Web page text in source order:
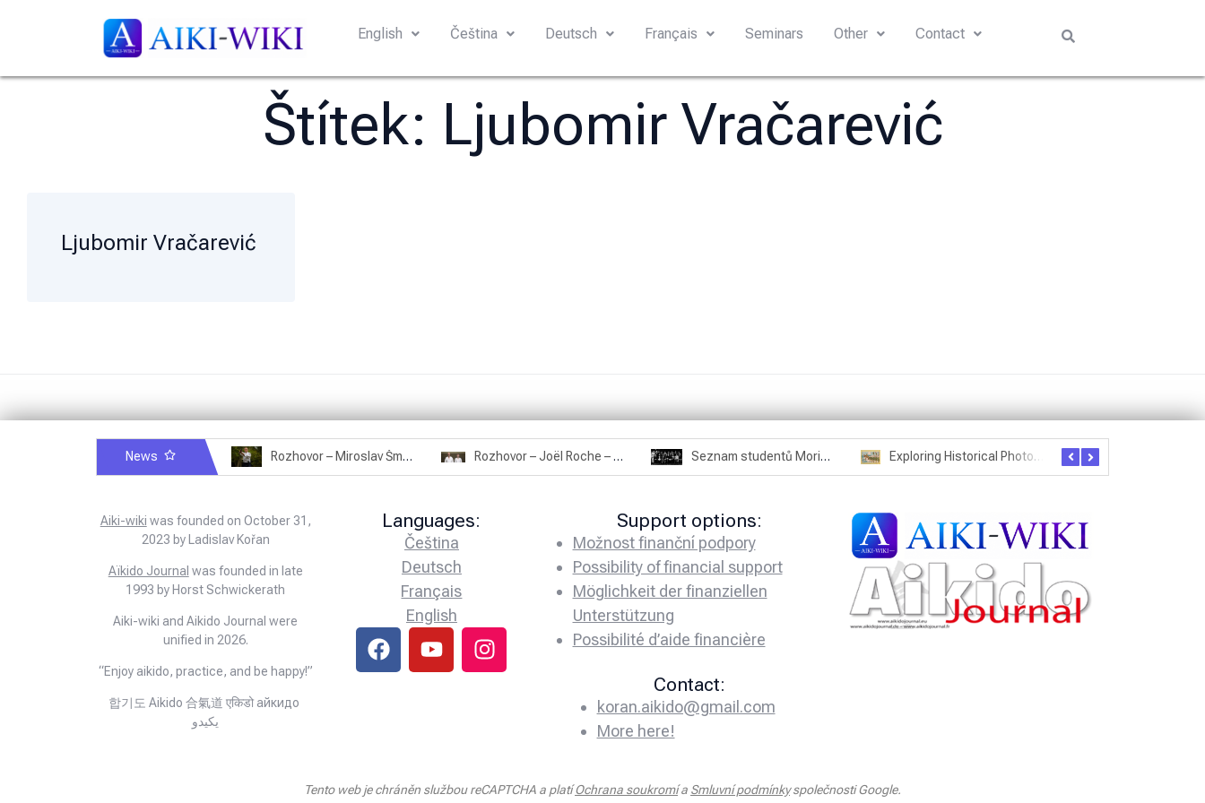
English Čeština Deutsch Français Seminars Other Contact
Štítek: Ljubomir Vračarević
Ljubomir Vračarević
News Rozhovor – Miroslav Šmíd – 22.3.2025 Rozhovor – Joël Roche – 12.4.2025 – Praha, Karlín Seznam studentů Moriheie Ueshiby Exploring Historical Photos – Postcard from the Kwantung Army
Aiki-wiki was founded on October 31,
2023 by Ladislav Kořan
Aïkido Journal was founded in late
1993 by Horst Schwickerath
Aiki-wiki and Aikido Journal were
unified in 2026.
“Enjoy aikido, practice, and be happy!”
합기도 Aikido 合氣道 एकिडो айкидо
يكيدو
Languages:
Čeština
Deutsch
Français
English
Support options:
Možnost finanční podpory
Possibility of financial support
Möglichkeit der finanziellen
Unterstützung
Possibilité d’aide financière
Contact:
koran.aikido@gmail.com
More here!
Tento web je chráněn službou reCAPTCHA a platíOchrana soukromía Smluvní podmínkyspolečnosti Google.